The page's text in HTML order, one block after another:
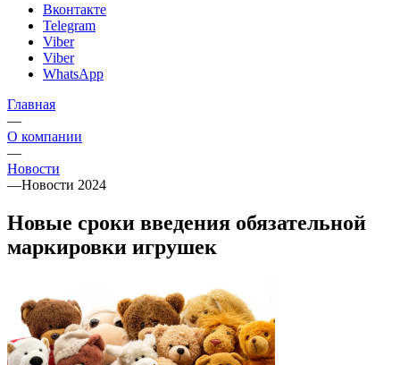
Вконтакте
Telegram
Viber
Viber
WhatsApp
Главная
—
О компании
—
Новости
—Новости 2024
Новые сроки введения обязательной
маркировки игрушек